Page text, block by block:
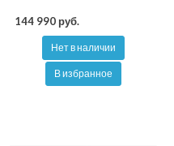
144 990 руб.
Нет в наличии
В избранное